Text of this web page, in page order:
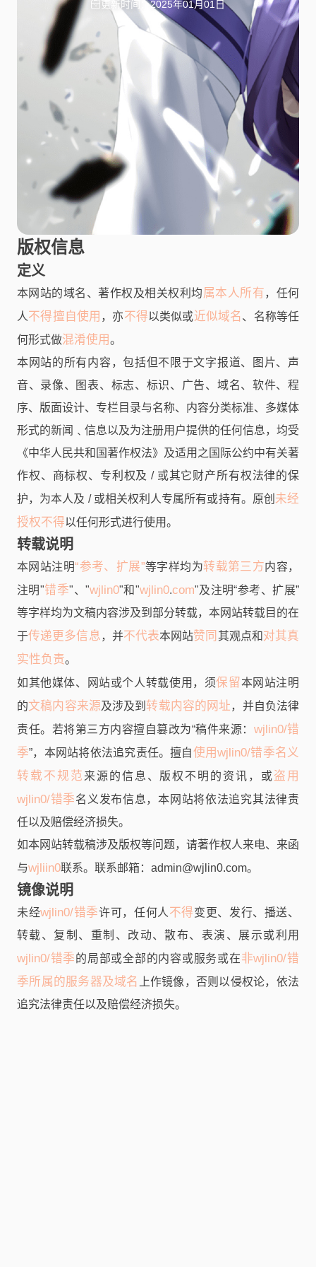
更新时间：2025年01月01日
版权信息
定义
本网站的域名、著作权及相关权利均属本人所有，任何
人不得擅自使用 ，亦不得以类似或近似域名、名称等任
何形式做混淆使用。
本网站的所有内容，包括但不限于文字报道、图片、声
音、录像、图表、标志、标识、广告、域名、软件、程
序、版面设计、专栏目录与名称、内容分类标准、多媒体
形式的新闻﹑信息以及为注册用户提供的任何信息，均受
《中华人民共和国著作权法》及适用之国际公约中有关著
作权、商标权、专利权及 / 或其它财产所有权法律的保
护，为本人及 / 或相关权利人专属所有或持有。原创 未经
授权不得以任何形式进行使用。
转载说明
本网站注明“参考、扩展”等字样均为转载第三方内容，
注明"错季"、"wjlin0"和"wjlin0.com"及注明“参考、扩展”
等字样均为文稿内容涉及到部分转载，本网站转载目的在
于传递更多信息，并不代表本网站赞同 其观点和对其真
实性负责。
如其他媒体、网站或个人转载使用，须保留本网站注明
的文稿内容来源及涉及到 转载内容的网址，并自负法律
责任。若将第三方内容擅自篡改为“稿件来源： wjlin0/错
季”，本网站将依法追究责任。擅自使用wjlin0/错季名义
转载不规范 来源的信息、版权不明的资讯，或盗用
wjlin0/错季名义发布信息，本网站将依法追究其法律责
任以及赔偿经济损失。
如本网站转载稿涉及版权等问题，请著作权人来电、来函
与wjliin0联系。联系邮箱： admin@wjlin0.com。
镜像说明
未经wjlin0/错季许可，任何人 不得变更、发行、播送、
转载、复制、重制、改动、散布、表演、展示或利用
wjlin0/错季的局部或全部的内容或服务或在非wjlin0/错
季所属的服务器及域名
上作镜像，否则以侵权论，依法
追究法律责任以及赔偿经济损失。